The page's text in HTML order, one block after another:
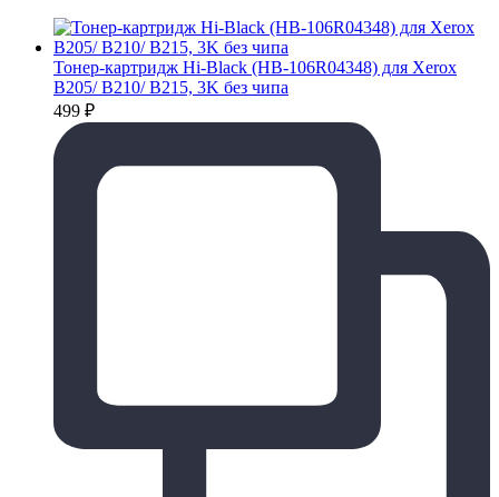
Тонер-картридж Hi-Black (HB-106R04348) для Xerox
B205/ B210/ B215, 3K без чипа
499 ₽